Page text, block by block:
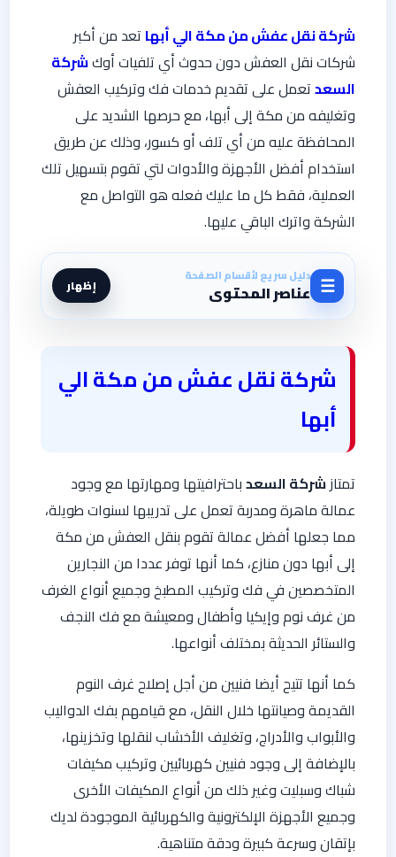
شركة نقل عفش من مكة الي أبها تعد من أكبر
شركات نقل العفش دون حدوث أي تلفيات أوكشركة
السعدتعمل على تقديم خدمات فك وتركيب العفش
وتغليفه من مكة إلى أبها، مع حرصها الشديد على
المحافظة عليه من أي تلف أو كسور، وذلك عن طريق
استخدام أفضل الأجهزة والأدوات لتي تقوم بتسهيل تلك
العملية، فقط كل ما عليك فعله هو التواصل مع
الشركة واترك الباقي عليها.
☰ دليل سريع لأقسام الصفحة
عناصر المحتوى إظهار
شركة نقل عفش من مكة الي
أبها
تمتازشركة السعدباحترافيتها ومهارتها مع وجود
عمالة ماهرة ومدربة تعمل على تدريبها لسنوات طويلة،
مما جعلها أفضل عمالة تقوم بنقل العفش من مكة
إلى أبها دون منازع، كما أنها توفر عددا من النجارين
المتخصصين في فك وتركيب المطبخ وجميع أنواع الغرف
من غرف نوم وإيكيا وأطفال ومعيشة مع فك النجف
والستائر الحديثة بمختلف أنواعها.
كما أنها تتيح أيضا فنيين من أجل إصلاح غرف النوم
القديمة وصيانتها خلال النقل، مع قيامهم بفك الدواليب
والأبواب والأدراج، وتغليف الأخشاب لنقلها وتخزينها،
بالإضافة إلى وجود فنيين كهربائيين وتركيب مكيفات
شباك وسبليت وغير ذلك من أنواع المكيفات الأخرى
وجميع الأجهزة الإلكترونية والكهربائية الموجودة لديك
بإتقان وسرعة كبيرة ودقة متناهية.